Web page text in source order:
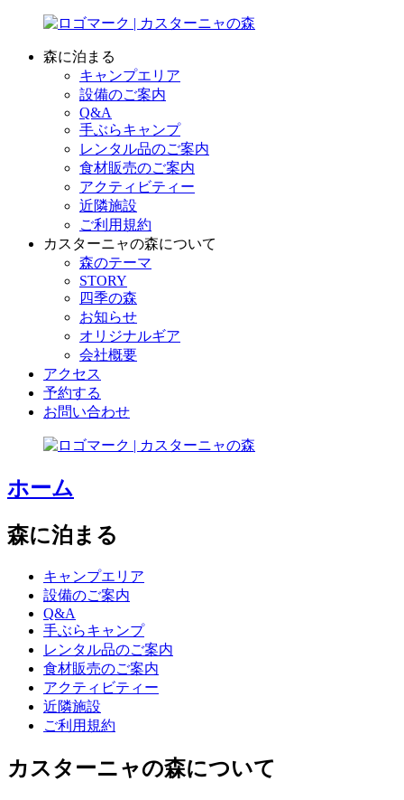
森に泊まる
キャンプエリア
設備のご案内
Q&A
手ぶらキャンプ
レンタル品のご案内
食材販売のご案内
アクティビティー
近隣施設
ご利用規約
カスターニャの森について
森のテーマ
STORY
四季の森
お知らせ
オリジナルギア
会社概要
アクセス
予約する
お問い合わせ
ホーム
森に泊まる
キャンプエリア
設備のご案内
Q&A
手ぶらキャンプ
レンタル品のご案内
食材販売のご案内
アクティビティー
近隣施設
ご利用規約
カスターニャの森について